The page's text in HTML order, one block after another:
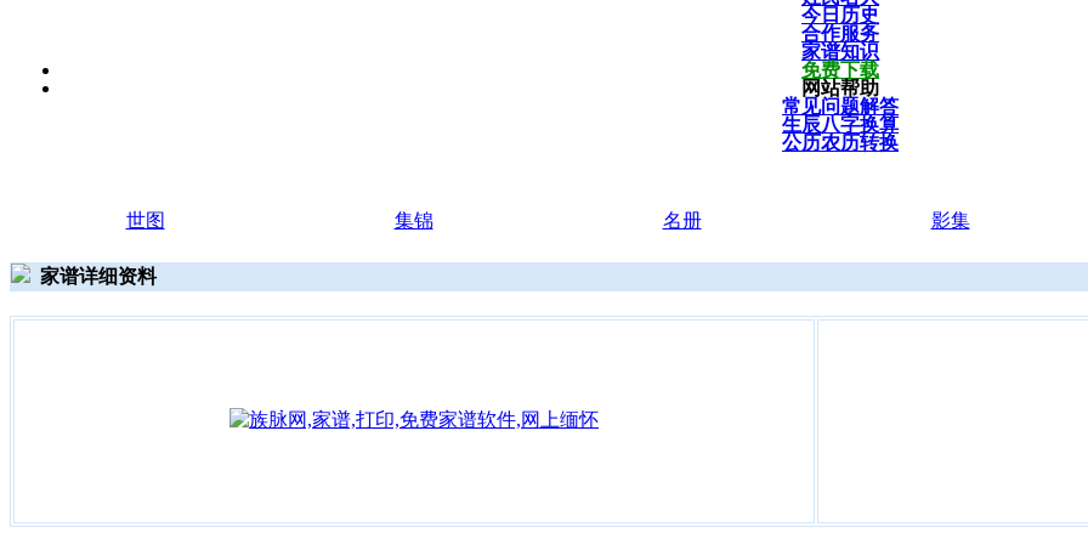
今日历史
合作服务
家谱知识
免费下载
网站帮助
常见问题解答
生辰八字换算
公历农历转换
世图 集锦 名册 影集
家谱详细资料